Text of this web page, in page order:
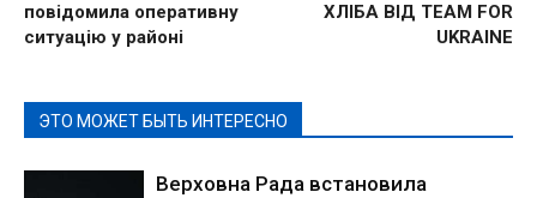
повідомила оперативну
ситуацію у районі
ХЛІБА ВІД TEAM FOR
UKRAINE
ЭТО МОЖЕТ БЫТЬ ИНТЕРЕСНО
Верховна Рада встановила